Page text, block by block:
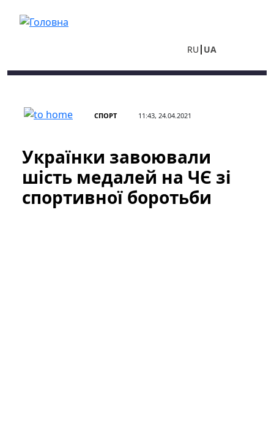
RU UA
СПОРТ 11:43, 24.04.2021
Українки завоювали
шість медалей на ЧЄ зі
спортивної боротьби